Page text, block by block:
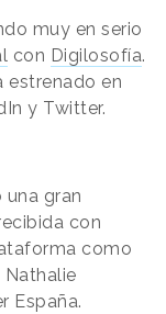
muy en serio
con Digilosofía.
estrenado en
y Twitter.
gran
con
como
Nathalie
España.